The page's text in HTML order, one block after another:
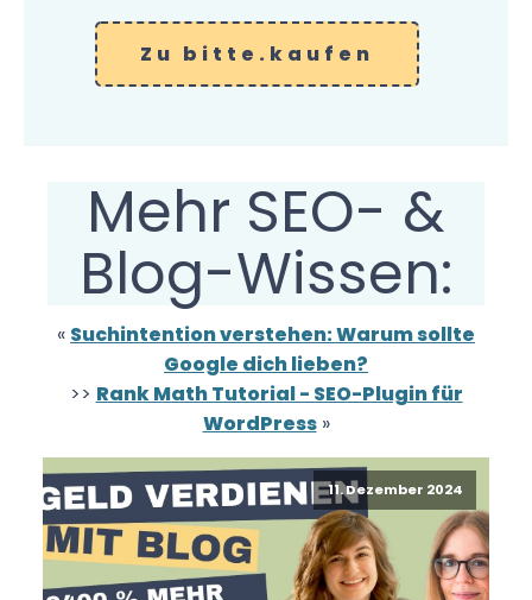
Zu bitte.kaufen
Mehr SEO- &
Blog-Wissen:
« Suchintention verstehen: Warum sollte
Google dich lieben?
>> Rank Math Tutorial - SEO-Plugin für
WordPress»
11. Dezember 2024